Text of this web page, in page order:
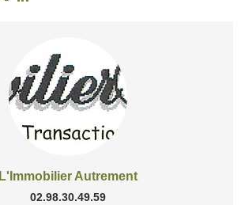
L'Immobilier Autrement
02.98.30.49.59